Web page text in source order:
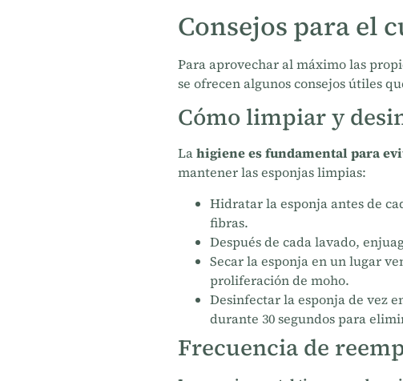
Consejos para el
Para aprovechar al máximo las
se ofrecen algunos consejos útiles
Cómo limpiar y
Lahigiene es fundamental para
mantener las esponjas limpias:
Hidratar la esponja antes de
fibras.
Después de cada lavado,
Secar la esponja en un lugar
proliferación de moho.
Desinfectar la esponja de vez
durante 30 segundos para
Frecuencia de